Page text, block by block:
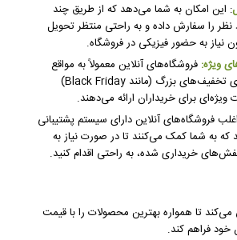
: این امکان به شما می‌دهد که از طریق چند
را سفارش داده و به راحتی منتظر تحویل
نیاز به حضور فیزیکی در فروشگاه.
ویژه: فروشگاه‌های آنلاین معمولاً به مواقع
خاصی مانند فصل‌های تخفیف‌های بزرگ (مانند Black Friday)
ویژه‌ای برای خریداران ارائه می‌دهند.
اغلب فروشگاه‌های آنلاین دارای سیستم پشتیبانی
به شما کمک می‌کنند تا در صورت نیاز به
خریداری شده، به راحتی اقدام کنید.
تا همواره بهترین محصولات را با قیمت
خود فراهم کند.